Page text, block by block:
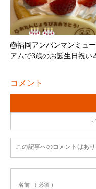
🎂福岡アンパンマンミュ
アムで3歳のお誕生日祝い
コメント
この記事へのコメントはあり
名前 ( 必須 )